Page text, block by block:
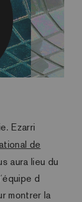
Ezarri
de
aura lieu du
d
montrer la